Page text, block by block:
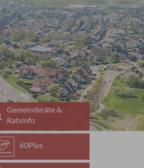
Gemeinderäte &
Ratsinfo
60Plus